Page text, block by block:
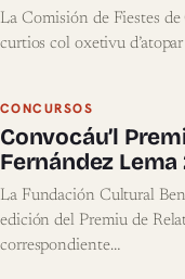
La Comisión de Fiestes
curtios col oxetivu
CONCURSOS
Convocáu’l
Fernández
La Fundación Cultural
edición del Premiu de
correspondiente…